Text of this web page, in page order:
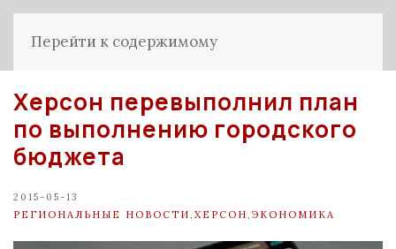
Перейти к содержимому
Херсон перевыполнил план
по выполнению городского
бюджета
2015-05-13
РЕГИОНАЛЬНЫЕ НОВОСТИ ХЕРСОН ЭКОНОМИКА